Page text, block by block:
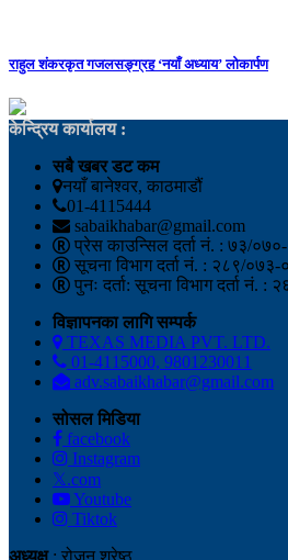
राहुल शंकरकृत गजलसङ्ग्रह ‘नयाँ अध्याय’ लोकार्पण
केन्द्रिय कार्यालय :
सबै खबर डट कम
नयाँ बानेश्वर, काठमाडौं
01-4115444
sabaikhabar@gmail.com
प्रेस काउन्सिल दर्ता नं. : ७३/
सूचना विभाग दर्ता नं. : २८९/०७३-
पुनः दर्ता: सूचना विभाग दर्ता नं.
विज्ञापनका लागि सम्पर्क
TEXAS MEDIA PVT. LTD.
01-4115000, 9801230011
adv.sabaikhabar@gmail.com
सोसल मिडिया
facebook
Instagram
𝕏.com
Youtube
Tiktok
अध्यक्ष: रोजन श्रेष्ठ